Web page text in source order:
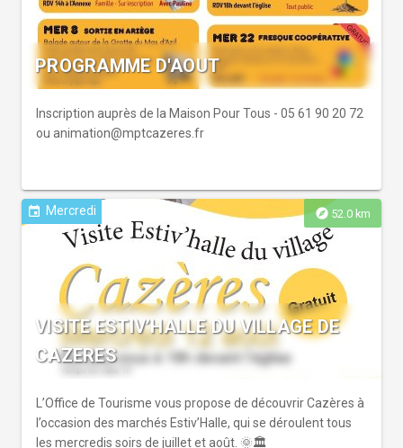
7€.
PROGRAMME D'AOUT
Inscription auprès de la Maison Pour Tous - 05 61 90 20 72
ou animation@mptcazeres.fr
explore 52.0 km
event Mercredi
VISITE ESTIV’HALLE DU VILLAGE DE
CAZERES
L’Office de Tourisme vous propose de découvrir Cazères à
l’occasion des marchés Estiv’Halle, qui se déroulent tous
les mercredis soirs de juillet et août. 🌞🏛️